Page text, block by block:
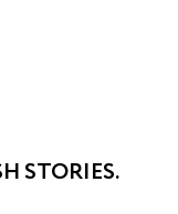
STORIES.